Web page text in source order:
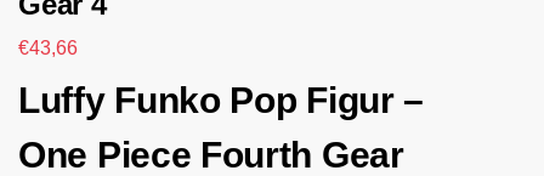
€43,66
Luffy Funko Pop Figur –
One Piece Fourth Gear